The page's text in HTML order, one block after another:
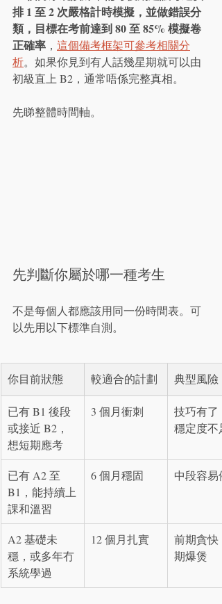
排 1 至 2 次嚴格計時模擬，並做錯誤分
類，目標在考前達到 80 至 85% 模擬卷
正確率 ， 這個備考框架可參考相關分
析。如果你見到有人話幾星期就可以由
初級直上 B2，通常唔係完整真相。
先睇整體時間軸。
先判斷你屬於哪一種考生
不是每個人都應該用同一份時間表。可
以先用以下標準自測。
你目前狀態 較適合的計劃 典型風險
已有 B1 後段
或接近 B2，
想短期應考
3 個月衝刺
技巧有了
穩定度不足
已有 A2 至
B1，能持續上
課和溫習
6 個月穩固 中段容易
A2 基礎未
穩，或多年冇
系統學過
12 個月扎實
前期貪快
期爆煲